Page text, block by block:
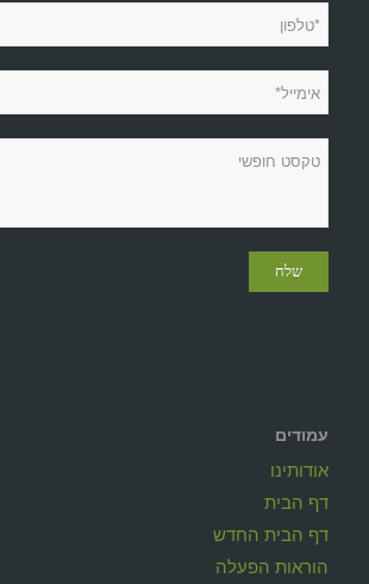
עמודים
אודותינו
דף הבית
דף הבית החדש
הוראות הפעלה